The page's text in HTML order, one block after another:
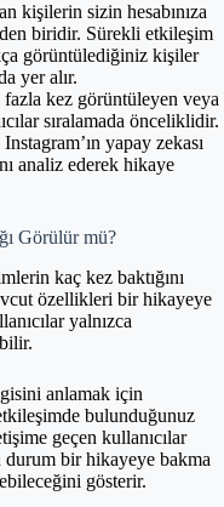
kişilerin sizin hesabınıza
biridir. Sürekli etkileşim
görüntülediğiniz kişiler
yer alır.
kez görüntüleyen veya
sıralamada önceliklidir.
Instagram’ın yapay zekası
analiz ederek hikaye
Görülür mü?
kaç kez baktığını
özellikleri bir hikayeye
yalnızca
anlamak için
bulunduğunuz
geçen kullanıcılar
durum bir hikayeye bakma
gösterir.